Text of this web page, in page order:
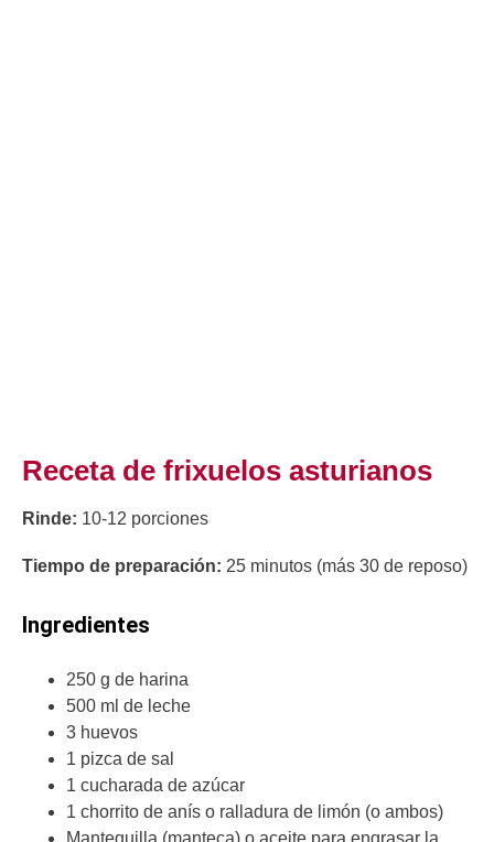
Receta de frixuelos asturianos
Rinde: 10-12 porciones
Tiempo de preparación: 25 minutos (más 30 de reposo)
Ingredientes
250 g de harina
500 ml de leche
3 huevos
1 pizca de sal
1 cucharada de azúcar
1 chorrito de anís o ralladura de limón (o ambos)